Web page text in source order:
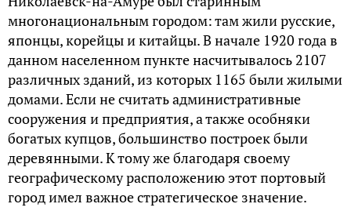
многонациональным городом: там жили русские,
японцы, корейцы и китайцы. В начале 1920 года в
данном населенном пункте насчитывалось 2107
различных зданий, из которых 1165 были жилыми
домами. Если не считать административные
сооружения и предприятия, а также особняки
богатых купцов, большинство построек были
деревянными. К тому же благодаря своему
географическому расположению этот портовый
город имел важное стратегическое значение.